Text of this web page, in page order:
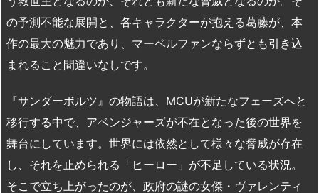
の予測不能な展開と、各キャラクターが抱える葛藤が、本
作の最大の魅力であり、マーベルファンならずとも引き込
まれること間違いなしです。
『サンダーボルツ』の物語は、MCUが新たなフェーズへと
移行する中で、アベンジャーズが不在となった後の世界を
舞台にしています。世界には依然として様々な脅威が存在
し、それを止められる「ヒーロー」が不足している状況。
そこで立ち上がったのが、政府の謎の女傑・ヴァレンティ